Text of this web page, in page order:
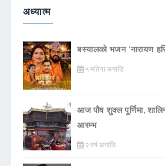
अध्यात्म
बस्यालको भजन ‘नारायण
५ महिना अगाडि
आज पौष शुक्ल पूर्णिमा,
आरम्भ
२ वर्ष अगाडि